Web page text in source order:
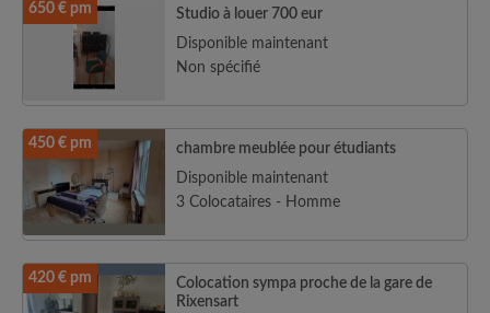
650 € pm
Studio à louer 700 eur
Disponible maintenant
Non spécifié
450 € pm
chambre meublée pour étudiants
Disponible maintenant
3 Colocataires - Homme
420 € pm
Colocation sympa proche de la gare de
Rixensart